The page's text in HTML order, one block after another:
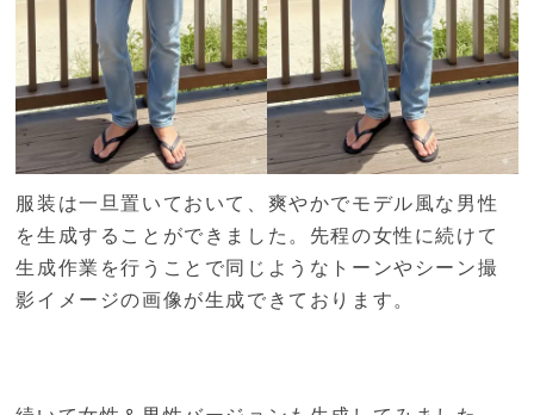
服装は一旦置いておいて、爽やかでモデル風な男性
を生成することができました。先程の女性に続けて
生成作業を行うことで同じようなトーンやシーン撮
影イメージの画像が生成できております。